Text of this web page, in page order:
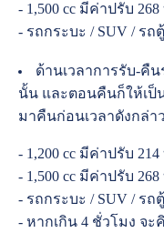
- 1,500 cc มีค่าปรับ
- รถกระบะ / SUV / ร
ด้านเวลาการรับ-คื
นั้น และตอนคืนก็ให้เป็น
มาคืนก่อนเวลาดังกล่า
- 1,200 cc มีค่าปรับ
- 1,500 cc มีค่าปรับ
- รถกระบะ / SUV / ร
- หากเกิน 4 ชั่วโมง จ